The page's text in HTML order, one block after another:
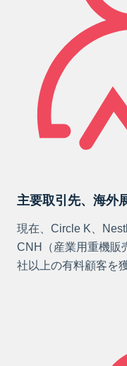
主要取引先、海外
現在、Circle K、
CNH（産業用重機販
社以上の有料顧客を